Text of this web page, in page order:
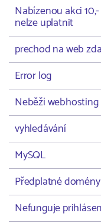
Nabízenou akci
nelze uplatnit
prechod na web
Error log
Neběží
vyhledávání
MySQL
Předplatné
Nefunguje